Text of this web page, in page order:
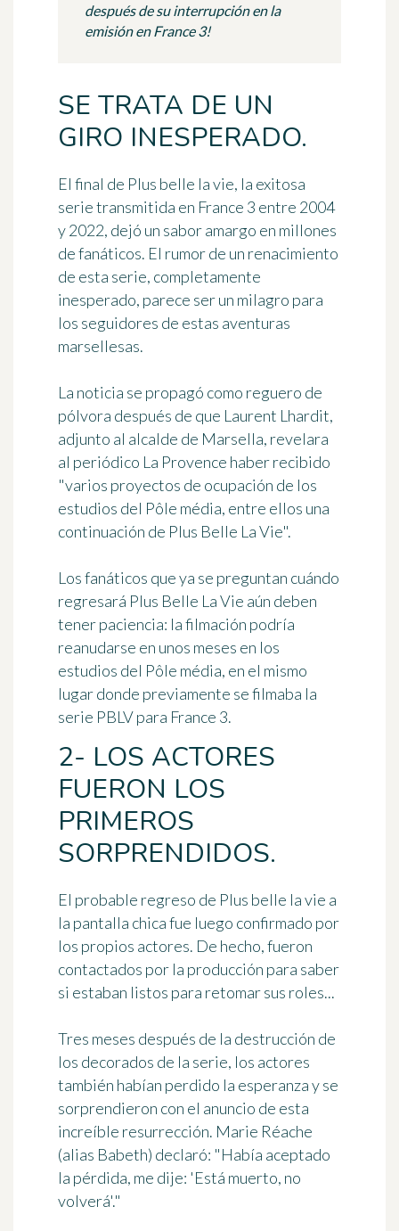
después de su interrupción en la
emisión en France 3!
SE TRATA DE UN
GIRO INESPERADO.
El final de Plus belle la vie, la exitosa
serie transmitida en France 3 entre 2004
y 2022, dejó un sabor amargo en millones
de fanáticos. El rumor de un renacimiento
de esta serie, completamente
inesperado, parece ser un milagro para
los seguidores de estas aventuras
marsellesas.
La noticia se propagó como reguero de
pólvora después de que Laurent Lhardit,
adjunto al alcalde de Marsella, revelara
al periódico La Provence haber recibido
"varios proyectos de ocupación de los
estudios del Pôle média, entre ellos una
continuación de Plus Belle La Vie".
Los fanáticos que ya se preguntan cuándo
regresará Plus Belle La Vie aún deben
tener paciencia: la filmación podría
reanudarse en unos meses en los
estudios del Pôle média, en el mismo
lugar donde previamente se filmaba la
serie PBLV para France 3.
2- LOS ACTORES
FUERON LOS
PRIMEROS
SORPRENDIDOS.
El probable regreso de Plus belle la vie a
la pantalla chica fue luego confirmado por
los propios actores. De hecho, fueron
contactados por la producción para saber
si estaban listos para retomar sus roles...
Tres meses después de la destrucción de
los decorados de la serie, los actores
también habían perdido la esperanza y se
sorprendieron con el anuncio de esta
increíble resurrección. Marie Réache
(alias Babeth) declaró: "Había aceptado
la pérdida, me dije: 'Está muerto, no
volverá'."